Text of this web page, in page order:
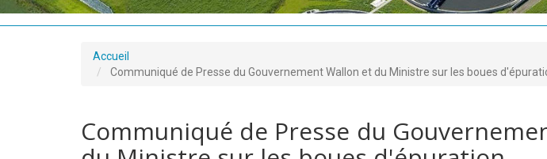
Accueil
Communiqué de Presse du Gouvernement Wallon et du Ministre sur les boues
Communiqué de Presse du